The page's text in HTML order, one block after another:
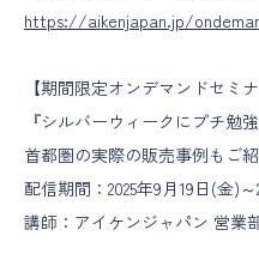
https://aikenjapan.jp/
【期間限定オンデマンドセミナ
『シルバーウィークにプチ勉
首都圏の実際の販売事例もご紹
配信期間：2025年9月19日(金)
講師：アイケンジャパン 営